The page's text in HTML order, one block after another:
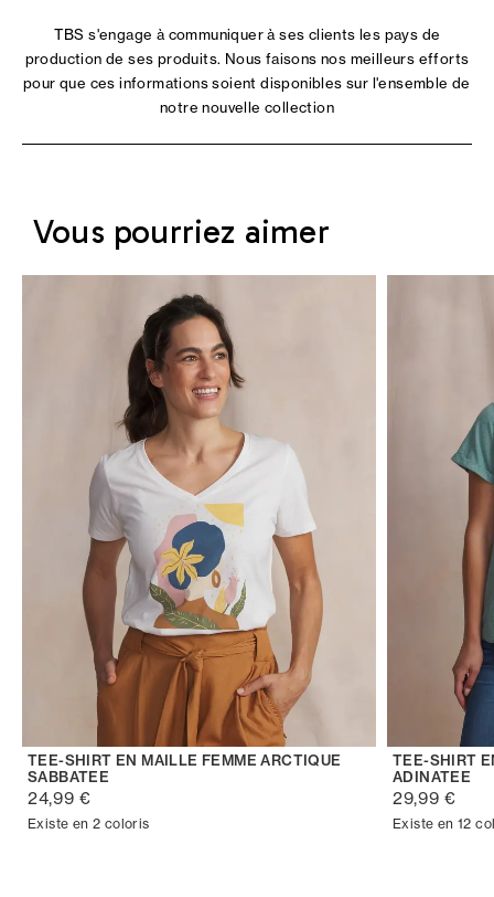
TBS s'engage à communiquer à ses clients les pays de
production de ses produits. Nous faisons nos meilleurs efforts
pour que ces informations soient disponibles sur l'ensemble de
notre nouvelle collection
Vous pourriez aimer
TEE-SHIRT EN MAILLE FEMME ARCTIQUE
SABBATEE
24,99 €
Existe en 2 coloris
TEE-SHIRT
ADINATEE
29,99 €
Existe en 12